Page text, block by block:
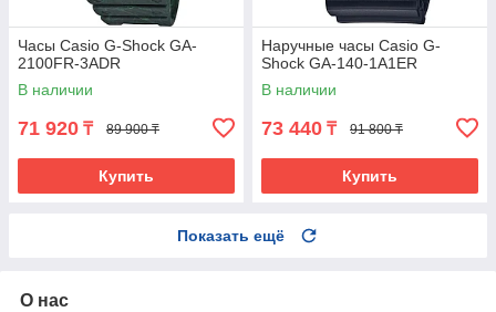
Часы Casio G-Shock GA-
2100FR-3ADR
В наличии
71 920 ₸ 89 900 ₸
Купить
Наручные часы Casio G-
Shock GA-140-1A1ER
В наличии
73 440 ₸ 91 800 ₸
Купить
Показать ещё
О нас